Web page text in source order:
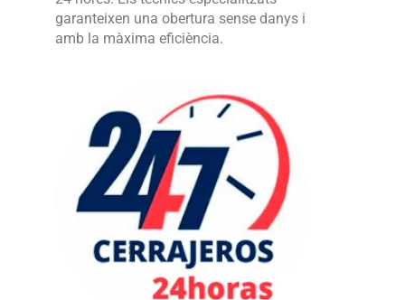
garanteixen una obertura sense danys i
amb la màxima eficiència.